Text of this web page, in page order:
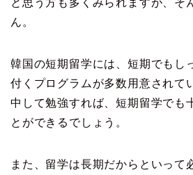
ん。
韓国の短期留学には、短期でもし
付くプログラムが多数用意されて
中して勉強すれば、短期留学でも
とができるでしょう。
また、留学は長期だからといって